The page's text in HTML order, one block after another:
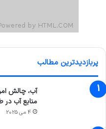
پربازدیدترین مطالب
آب، چالش
منابع آب در
4 می 2025